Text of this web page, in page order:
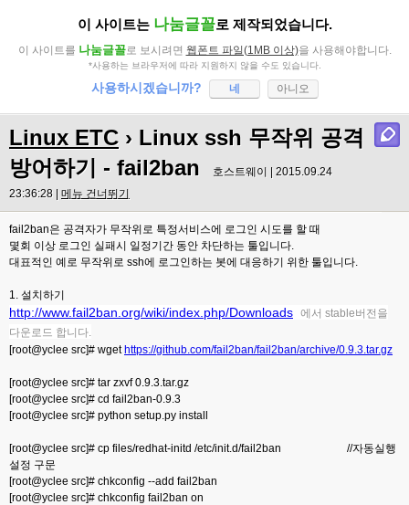
이 사이트는 나눔글꼴로 제작되었습니다.
이 사이트를 나눔글꼴로 보시려면 웹폰트 파일(1MB 이상)을 사용해야합니다.
*사용하는 브라우저에 따라 지원하지 않을 수도 있습니다.
사용하시겠습니까? 네 아니오
Linux ETC › Linux ssh 무작위 공격
방어하기 - fail2ban
호스트웨이 | 2015.09.24
23:36:28 | 메뉴 건너뛰기
fail2ban은 공격자가 무작위로 특정서비스에 로그인 시도를 할 때
몇회 이상 로그인 실패시 일정기간 동안 차단하는 툴입니다.
대표적인 예로 무작위로 ssh에 로그인하는 봇에 대응하기 위한 툴입니다.
1. 설치하기
http://www.fail2ban.org/wiki/index.php/Downloads 에서 stable버전을
다운로드 합니다.
[root@yclee src]# wget https://github.com/fail2ban/fail2ban/archive/0.9.3.tar.gz
[root@yclee src]# tar zxvf 0.9.3.tar.gz
[root@yclee src]# cd fail2ban-0.9.3
[root@yclee src]# python setup.py install
[root@yclee src]# cp files/redhat-initd /etc/init.d/fail2ban //자동실행
설정 구문
[root@yclee src]# chkconfig --add fail2ban
[root@yclee src]# chkconfig fail2ban on